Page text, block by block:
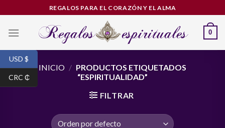
to
content
REGALOS PARA EL CORAZÓN Y EL ALMA
0
INICIO / PRODUCTOS ETIQUETADOS
“ESPIRITUALIDAD”
FILTRAR
USD $
CRC ₵